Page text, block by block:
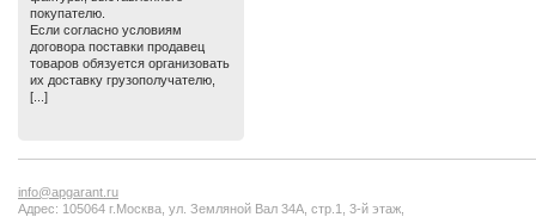
покупателю.
Если согласно условиям
договора поставки продавец
товаров обязуется организовать
их доставку грузополучателю,
[...]
info@apgarant.ru
Адрес: 105064 г.Москва, ул. Земляной Вал 34А, стр.1, 3-й этаж,